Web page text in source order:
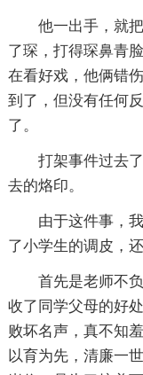
他一出手，就
了琛，打得琛鼻青
在看好戏，他俩错
到了，但没有任何
了。
打架事件过去
去的烙印。
由于这件事，
了小学生的调皮，
首先是老师不
收了同学父母的好
败坏名声，真不知
以育为先，清廉一